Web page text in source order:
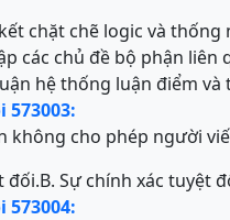
chặt chẽ logic và thống
các chủ đề bộ phận
hệ thống luận điểm và
573003:
không cho phép người
đối.B. Sự chính xác tuyệt
573004: